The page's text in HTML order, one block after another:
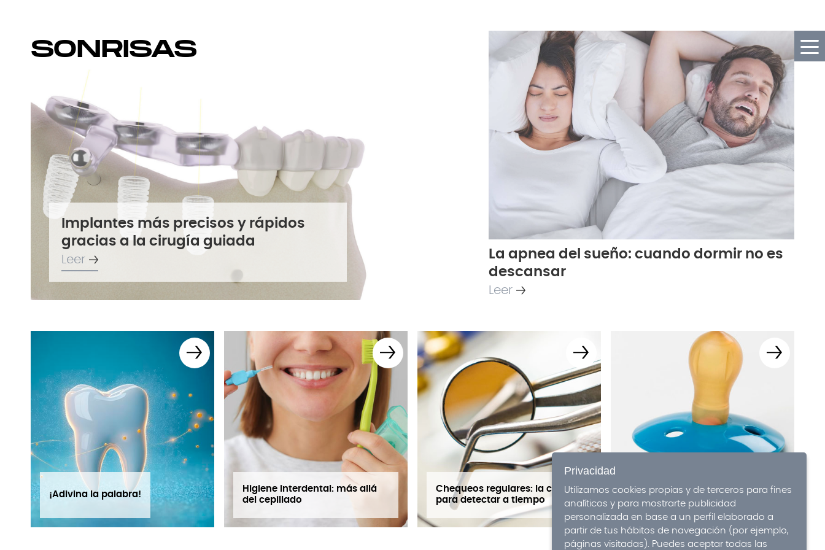
SONRISAS
SONRISAS
Implantes más precisos y rápidos
gracias a la cirugía guiada
Leer
La apnea del sueño: cuando dormir no es
descansar
Leer
¡Adivina la palabra!
Higiene interdental: más allá
del cepillado
Chequeos regulares: la clave
para detectar a tiempo
Chupete, succión digital y
salud dental infantil
Privacidad
Utilizamos cookies propias y de terceros para fines
analíticos y para mostrarte publicidad
personalizada en base a un perfil elaborado a
partir de tus hábitos de navegación (por ejemplo,
páginas visitadas). Puedes aceptar todas las